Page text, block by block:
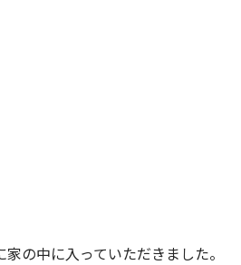
の中に入っていただきました。